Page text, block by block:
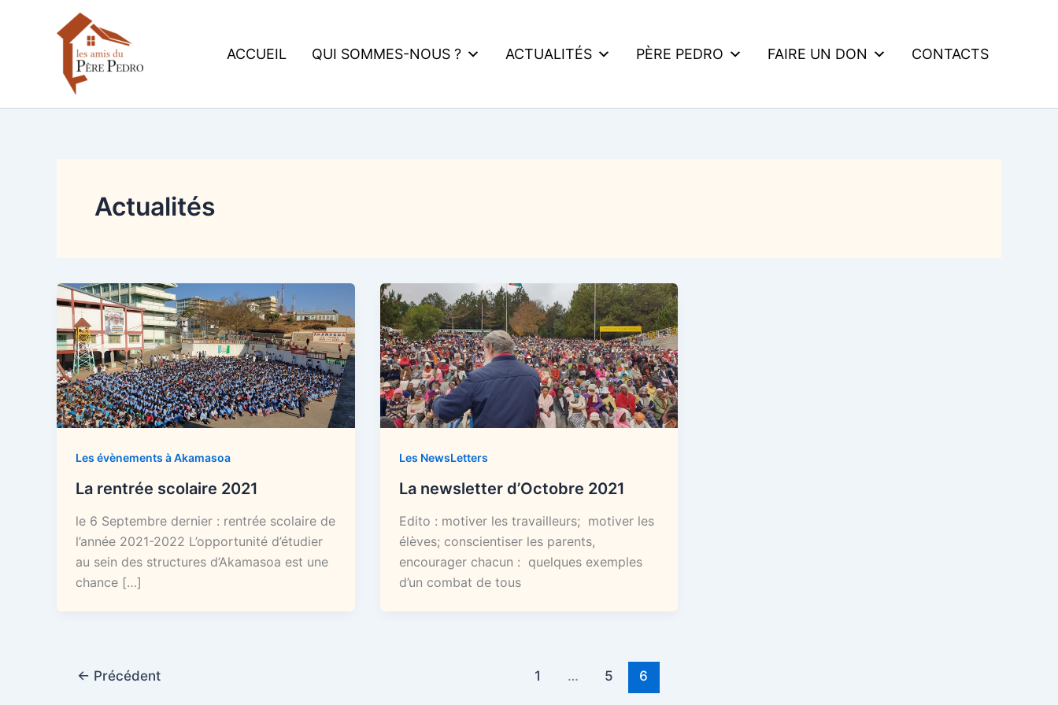
ACCUEIL QUI SOMMES-NOUS ? ACTUALITÉS PÈRE PEDRO FAIRE UN DON CONTACTS
Actualités
Les évènements à Akamasoa
La rentrée scolaire 2021
le 6 Septembre dernier : rentrée scolaire de
l’année 2021-2022 L’opportunité d’étudier
au sein des structures d’Akamasoa est une
chance […]
Les NewsLetters
La newsletter d’Octobre 2021
Edito : motiver les travailleurs; motiver les
élèves; conscientiser les parents,
encourager chacun : quelques exemples
d’un combat de tous
← Précédent 1 … 5 6